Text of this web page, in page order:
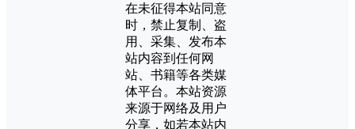
在未征得本站同意
时，禁止复制、盗
用、采集、发布本
站内容到任何网
站、书籍等各类媒
体平台。本站资源
来源于网络及用户
分享，如若本站内